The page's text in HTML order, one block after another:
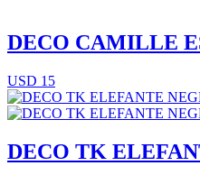
DECO CAMILLE
USD 15
DECO TK